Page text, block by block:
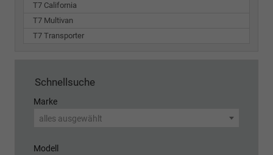
T7 California
T7 Multivan
T7 Transporter
Schnellsuche
Marke
alles ausgewählt
Modell